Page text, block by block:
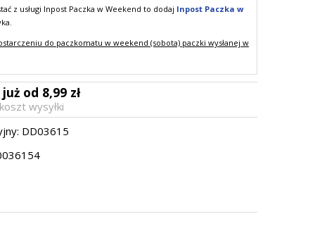
z usługi Inpost Paczka w Weekend to dodaj Inpost Paczka w
do paczkomatu w weekend (sobota) paczki wysłanej w
już od 8,99 zł
wysyłki
DD03615